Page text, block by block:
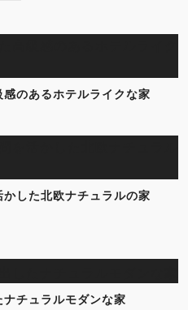
のあるホテルライクな家
した北欧ナチュラルの家
チュラルモダンな家